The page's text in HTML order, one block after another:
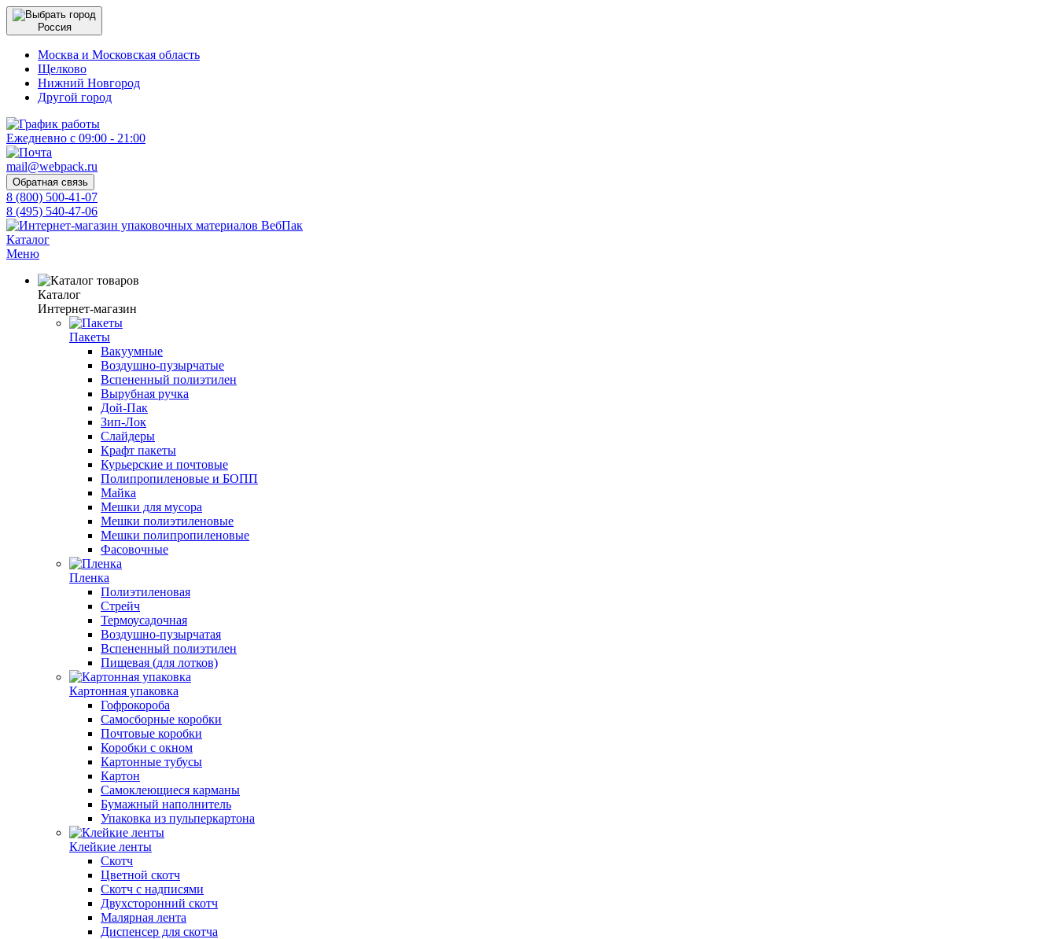
Россия
Москва и Московская область
Щелково
Нижний Новгород
Другой город
Ежедневно с 09:00 - 21:00
mail@webpack.ru
Обратная связь
8 (800) 500-41-07
8 (495) 540-47-06
Каталог
Меню
Каталог
Интернет-магазин
Пакеты
Вакуумные
Воздушно-пузырчатые
Вспененный полиэтилен
Вырубная ручка
Дой-Пак
Зип-Лок
Слайдеры
Крафт пакеты
Курьерские и почтовые
Полипропиленовые и БОПП
Майка
Мешки для мусора
Мешки полиэтиленовые
Мешки полипропиленовые
Фасовочные
Пленка
Полиэтиленовая
Стрейч
Термоусадочная
Воздушно-пузырчатая
Вспененный полиэтилен
Пищевая (для лотков)
Картонная упаковка
Гофрокороба
Самосборные коробки
Почтовые коробки
Коробки с окном
Картонные тубусы
Картон
Самоклеющиеся карманы
Бумажный наполнитель
Упаковка из пульперкартона
Клейкие ленты
Скотч
Цветной скотч
Скотч с надписями
Двухсторонний скотч
Малярная лента
Диспенсер для скотча